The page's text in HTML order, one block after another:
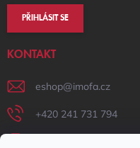
PŘIHLÁSIT SE
KONTAKT
eshop@imofa.cz
+420 241 731 794